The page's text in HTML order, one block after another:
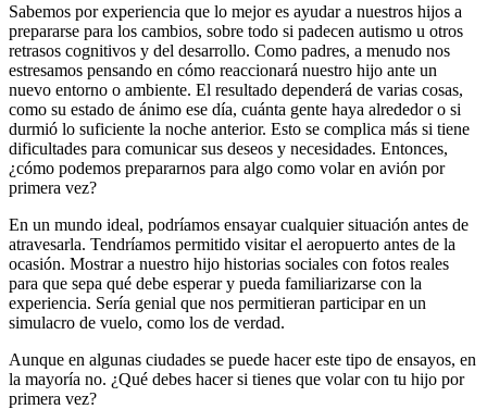
Sabemos por experiencia que lo mejor es ayudar a nuestros hijos a
prepararse para los cambios, sobre todo si padecen autismo u otros
retrasos cognitivos y del desarrollo. Como padres, a menudo nos
estresamos pensando en cómo reaccionará nuestro hijo ante un
nuevo entorno o ambiente. El resultado dependerá de varias cosas,
como su estado de ánimo ese día, cuánta gente haya alrededor o si
durmió lo suficiente la noche anterior. Esto se complica más si tiene
dificultades para comunicar sus deseos y necesidades. Entonces,
¿cómo podemos prepararnos para algo como volar en avión por
primera vez?
En un mundo ideal, podríamos ensayar cualquier situación antes de
atravesarla. Tendríamos permitido visitar el aeropuerto antes de la
ocasión. Mostrar a nuestro hijo historias sociales con fotos reales
para que sepa qué debe esperar y pueda familiarizarse con la
experiencia. Sería genial que nos permitieran participar en un
simulacro de vuelo, como los de verdad.
Aunque en algunas ciudades se puede hacer este tipo de ensayos, en
la mayoría no. ¿Qué debes hacer si tienes que volar con tu hijo por
primera vez?